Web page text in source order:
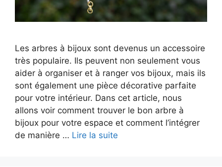
Les arbres à bijoux sont devenus un accessoire
très populaire. Ils peuvent non seulement vous
aider à organiser et à ranger vos bijoux, mais ils
sont également une pièce décorative parfaite
pour votre intérieur. Dans cet article, nous
allons voir comment trouver le bon arbre à
bijoux pour votre espace et comment l’intégrer
de manière … Lire la suite